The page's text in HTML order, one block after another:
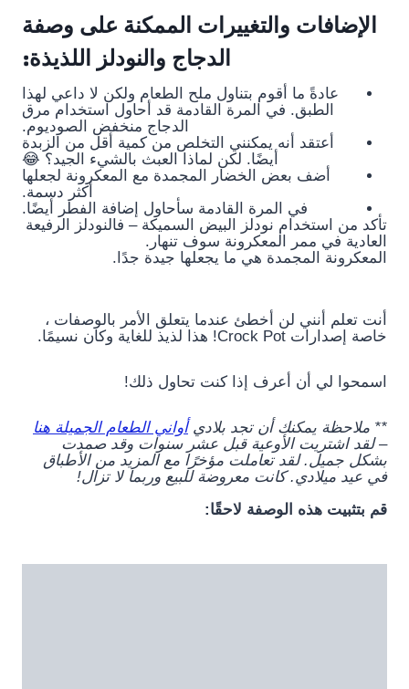
الإضافات والتغييرات الممكنة على وصفة
الدجاج والنودلز اللذيذة:
عادةً ما أقوم بتناول ملح الطعام ولكن لا داعي لهذا
الطبق. في المرة القادمة قد أحاول استخدام مرق
الدجاج منخفض الصوديوم.
أعتقد أنه يمكنني التخلص من كمية أقل من الزبدة
أيضًا. لكن لماذا العبث بالشيء الجيد؟ 😂
أضف بعض الخضار المجمدة مع المعكرونة لجعلها
أكثر دسمة.
في المرة القادمة سأحاول إضافة الفطر أيضًا.
تأكد من استخدام نودلز البيض السميكة – فالنودلز الرفيعة
العادية في ممر المعكرونة سوف تنهار.
المعكرونة المجمدة هي ما يجعلها جيدة جدًا.
أنت تعلم أنني لن أخطئ عندما يتعلق الأمر بالوصفات ،
خاصة إصدارات Crock Pot! هذا لذيذ للغاية وكان نسيمًا.
اسمحوا لي أن أعرف إذا كنت تحاول ذلك!
** ملاحظة يمكنك أن تجد بلاديأواني الطعام الجميلة هنا
– لقد اشتريت الأوعية قبل عشر سنوات وقد صمدت
بشكل جميل. لقد تعاملت مؤخرًا مع المزيد من الأطباق
في عيد ميلادي. كانت معروضة للبيع وربما لا تزال!
قم بتثبيت هذه الوصفة لاحقًا: